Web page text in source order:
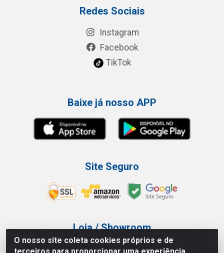
O nosso site coleta cookies próprios e de
Redes Sociais
Instagram
Facebook
TikTok
Baixe já nosso APP
Site Seguro
Loja / Showroom
Tel.: (11) 3227-0546